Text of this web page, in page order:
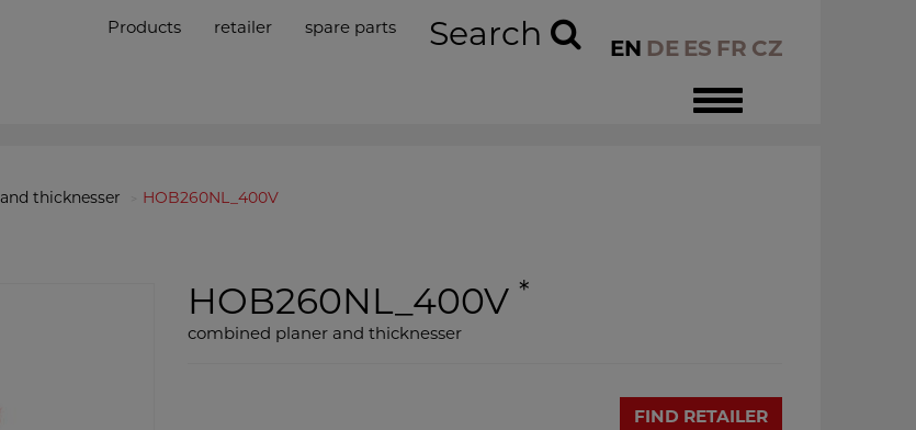
Toggle
navigation
EN DE ES FR CZ
Products retailer spare parts Search
thicknesser HOB260NL_400V
HOB260NL_400V *
combined planer and thicknesser
FIND RETAILER